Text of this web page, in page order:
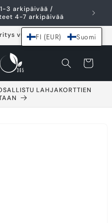
3 arkipäivää /
4-7 arkipäivää
vuodesta 2021
Ostoskori
LAHJAKORTTIEN
FI (EUR) Suomi